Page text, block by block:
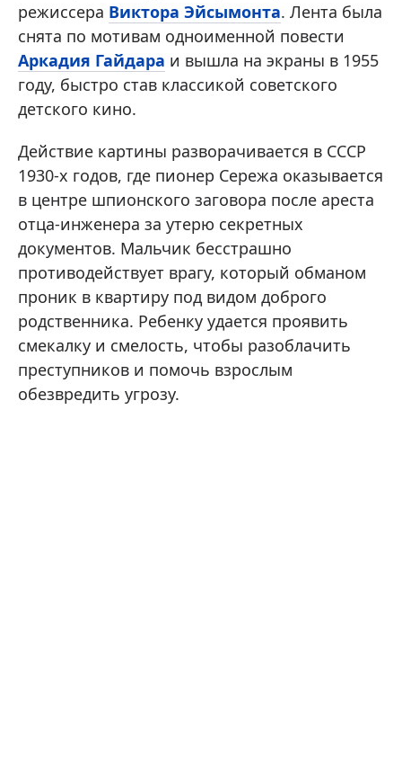
режиссера Виктора Эйсымонта. Лента была
снята по мотивам одноименной повести
Аркадия Гайдара и вышла на экраны в 1955
году, быстро став классикой советского
детского кино.
Действие картины разворачивается в СССР
1930-х годов, где пионер Сережа оказывается
в центре шпионского заговора после ареста
отца-инженера за утерю секретных
документов. Мальчик бесстрашно
противодействует врагу, который обманом
проник в квартиру под видом доброго
родственника. Ребенку удается проявить
смекалку и смелость, чтобы разоблачить
преступников и помочь взрослым
обезвредить угрозу.